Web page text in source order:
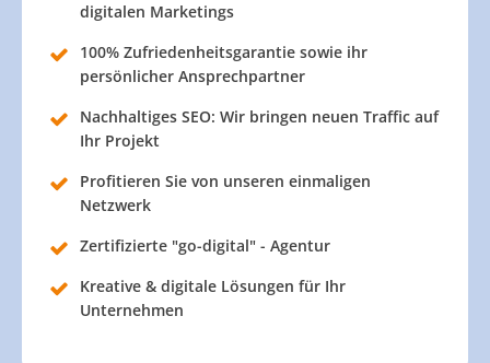
digitalen Marketings
100% Zufriedenheitsgarantie sowie ihr
persönlicher Ansprechpartner
Nachhaltiges SEO: Wir bringen neuen Traffic auf
Ihr Projekt
Profitieren Sie von unseren einmaligen
Netzwerk
Zertifizierte "go-digital" - Agentur
Kreative & digitale Lösungen für Ihr
Unternehmen